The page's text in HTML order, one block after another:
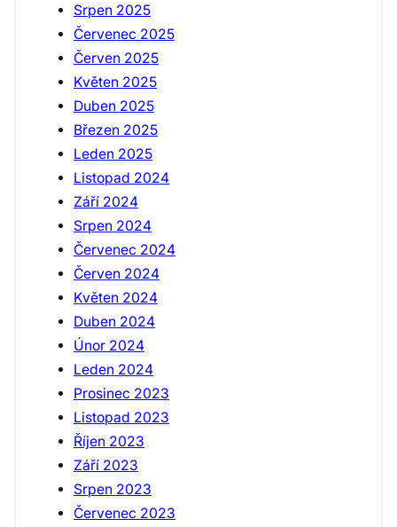
Srpen 2025
Červenec 2025
Červen 2025
Květen 2025
Duben 2025
Březen 2025
Leden 2025
Listopad 2024
Září 2024
Srpen 2024
Červenec 2024
Červen 2024
Květen 2024
Duben 2024
Únor 2024
Leden 2024
Prosinec 2023
Listopad 2023
Říjen 2023
Září 2023
Srpen 2023
Červenec 2023